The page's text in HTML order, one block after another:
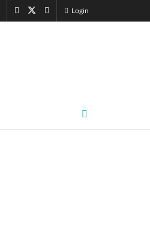
Login